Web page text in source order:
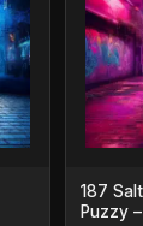
187
Puzzy